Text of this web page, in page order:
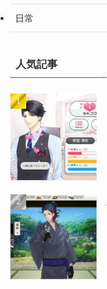
日常
人気記事